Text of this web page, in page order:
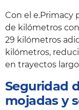
Con el e.Primacy
de kilómetros
29 kilómetros
kilómetros,
en trayectos
Seguridad
mojadas y